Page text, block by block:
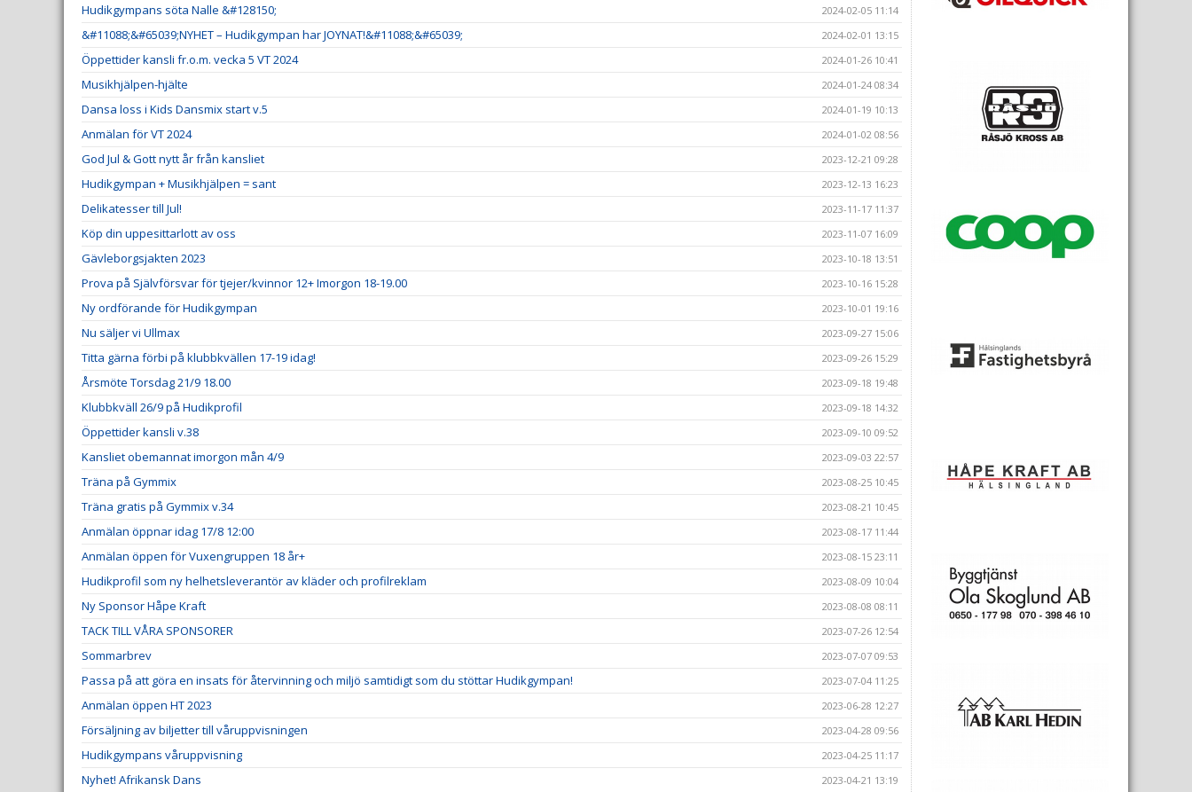
Hudikgympans söta Nalle &#128150; 2024-02-05 11:14
&#11088;&#65039;NYHET – Hudikgympan har JOYNAT!&#11088;&#65039; 2024-02-01 13:15
Öppettider kansli fr.o.m. vecka 5 VT 2024 2024-01-26 10:41
Musikhjälpen-hjälte 2024-01-24 08:34
Dansa loss i Kids Dansmix start v.5 2024-01-19 10:13
Anmälan för VT 2024 2024-01-02 08:56
God Jul & Gott nytt år från kansliet 2023-12-21 09:28
Hudikgympan + Musikhjälpen = sant 2023-12-13 16:23
Delikatesser till Jul! 2023-11-17 11:37
Köp din uppesittarlott av oss 2023-11-07 16:09
Gävleborgsjakten 2023 2023-10-18 13:51
Prova på Självförsvar för tjejer/kvinnor 12+ Imorgon 18-19.00 2023-10-16 15:28
Ny ordförande för Hudikgympan 2023-10-01 19:16
Nu säljer vi Ullmax 2023-09-27 15:06
Titta gärna förbi på klubbkvällen 17-19 idag! 2023-09-26 15:29
Årsmöte Torsdag 21/9 18.00 2023-09-18 19:48
Klubbkväll 26/9 på Hudikprofil 2023-09-18 14:32
Öppettider kansli v.38 2023-09-10 09:52
Kansliet obemannat imorgon mån 4/9 2023-09-03 22:57
Träna på Gymmix 2023-08-25 10:45
Träna gratis på Gymmix v.34 2023-08-21 10:45
Anmälan öppnar idag 17/8 12:00 2023-08-17 11:44
Anmälan öppen för Vuxengruppen 18 år+ 2023-08-15 23:11
Hudikprofil som ny helhetsleverantör av kläder och profilreklam 2023-08-09 10:04
Ny Sponsor Håpe Kraft 2023-08-08 08:11
TACK TILL VÅRA SPONSORER 2023-07-26 12:54
Sommarbrev 2023-07-07 09:53
Passa på att göra en insats för återvinning och miljö samtidigt som du stöttar Hudikgympan! 2023-07-04 11:25
Anmälan öppen HT 2023 2023-06-28 12:27
Försäljning av biljetter till våruppvisningen 2023-04-28 09:56
Hudikgympans våruppvisning 2023-04-25 11:17
Nyhet! Afrikansk Dans 2023-04-21 13:19